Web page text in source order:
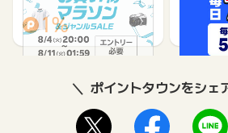
1% 1%
ポイントタウンをシェ